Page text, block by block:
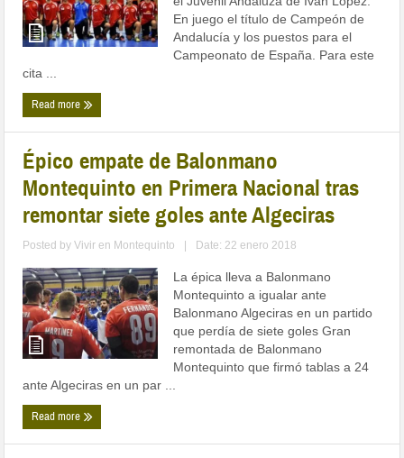
En juego el título de Campeón de
Andalucía y los puestos para el
Campeonato de España. Para este
cita ...
Read more
Épico empate de Balonmano
Montequinto en Primera Nacional tras
remontar siete goles ante Algeciras
Posted byVivir en Montequinto Date: 22 enero 2018
La épica lleva a Balonmano
Montequinto a igualar ante
Balonmano Algeciras en un partido
que perdía de siete goles Gran
remontada de Balonmano
Montequinto que firmó tablas a 24
ante Algeciras en un par ...
Read more